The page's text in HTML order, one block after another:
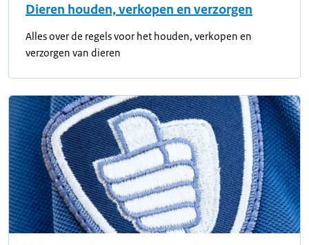
Dieren houden, verkopen en verzorgen
Alles over de regels voor het houden, verkopen en
verzorgen van dieren